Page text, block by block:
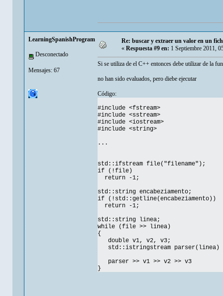
LearningSpanishProgrammer
Desconectado
Mensajes: 67
Re: buscar y extraer un valor en un
« Respuesta #9 en: 1 Septiembre 2011,
Si se utiliza de el C++ entonces debe utilizar de la
no han sido evaluados, pero diebe ejecutar
Código:
#include <fstream>
#include <sstream>
#include <iostream>
#include <string>
...
std::ifstream file("filename");
if (!file)
return -1;
std::string encabeziamento;
if (!std::getline(encabeziamento))
return -1;
std::string linea;
while (file >> linea)
{
double v1, v2, v3;
std::istringstream parser(linea)
parser >> v1 >> v2 >> v3
}